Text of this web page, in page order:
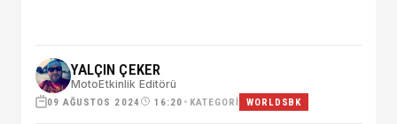
YALÇIN ÇEKER
MotoEtkinlik Editörü
09 AĞUSTOS 2024 16:20 • KATEGORI WORLDSBK